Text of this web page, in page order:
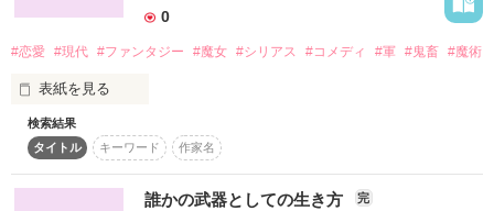
新は・・・
涼は・・・
楓や凪・・清香は・・
少しだけ・・・ご覧下さい。
犯罪　強姦　SEX　交友　交際　裏切り　精神　障害　自傷
0
#恋愛 #現代 #ファンタジー #魔女 #シリアス #コメディ #軍 #鬼畜 #魔術
表紙を見る
21歳無職
1日の食事は特注の飴玉
好きな物はお金と布団
嫌いな物は泣き虫と蚊
検索結果
タイトル
キーワード 作家名
誰かの武器としての生き方 完